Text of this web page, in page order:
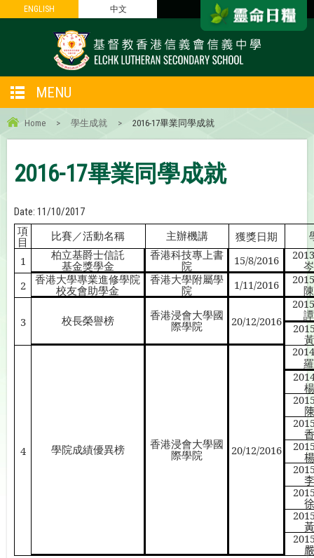
ENGLISH 中文
ENGLISH 中文
MENU
Home > 學生成就 > 2016-17畢業同學成就
2016-17畢業同學成就
Date: 11/10/2017
項
目
比賽／活動名稱 主辦機講 獲獎日期
1
柏立基爵士信託
基金獎學金
香港科技專上書
院
15/8/2016
2013
2
香港大學專業進修學院
校友會助學金
香港大學附屬學
院
1/11/2016
2015
3 校長榮譽榜
香港浸會大學國
際學院
20/12/2016
2015
4 學院成績優異榜
香港浸會大學國
際學院
20/12/2016
2014